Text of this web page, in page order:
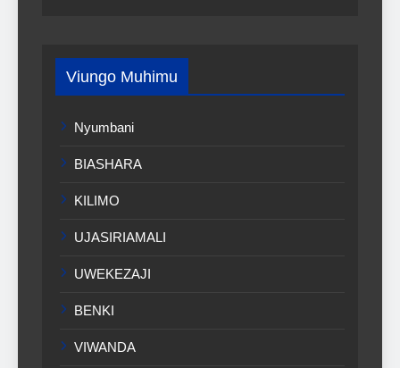
Viungo Muhimu
Nyumbani
BIASHARA
KILIMO
UJASIRIAMALI
UWEKEZAJI
BENKI
VIWANDA